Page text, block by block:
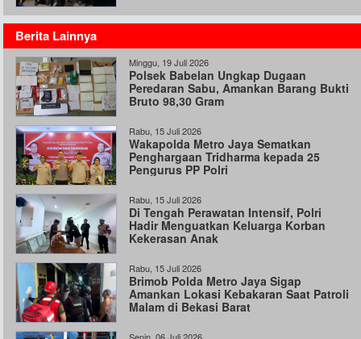
Berita Lainnya
Minggu, 19 Juli 2026
Polsek Babelan Ungkap Dugaan
Peredaran Sabu, Amankan Barang Bukti
Bruto 98,30 Gram
Rabu, 15 Juli 2026
Wakapolda Metro Jaya Sematkan
Penghargaan Tridharma kepada 25
Pengurus PP Polri
Rabu, 15 Juli 2026
Di Tengah Perawatan Intensif, Polri
Hadir Menguatkan Keluarga Korban
Kekerasan Anak
Rabu, 15 Juli 2026
Brimob Polda Metro Jaya Sigap
Amankan Lokasi Kebakaran Saat Patroli
Malam di Bekasi Barat